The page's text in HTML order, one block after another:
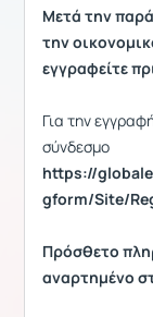
Μετά την
την
εγγραφείτε
Για την
σύνδεσμο
https://
gform/Site/
Πρόσθετο
αναρτημένο